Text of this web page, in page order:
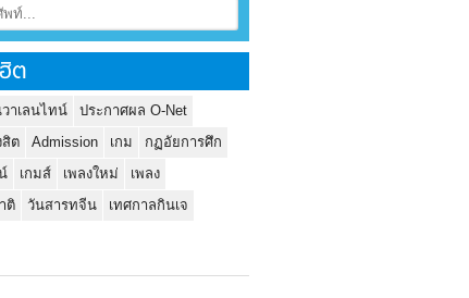
ต
าเลนไทน์
ประกาศผล O-Net
สิต
Admission เกม
กฏอัยการศึก
เกมส์ เพลงใหม่
เพลง
ติ
วันสารทจีน
เทศกาลกินเจ